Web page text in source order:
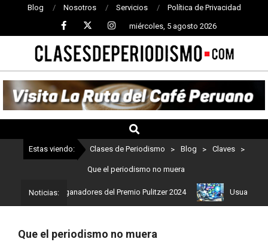
Blog Nosotros Servicios Política de Privacidad
miércoles, 5 agosto 2026
CLASES
DE
PERIODISMO
Estas viendo: Clases de Periodismo > Blog > Claves >
Que el periodismo no muera
Noticias:
son los ganadores del Premio Pulitzer 2024 Usuarios de
Que el periodismo no muera